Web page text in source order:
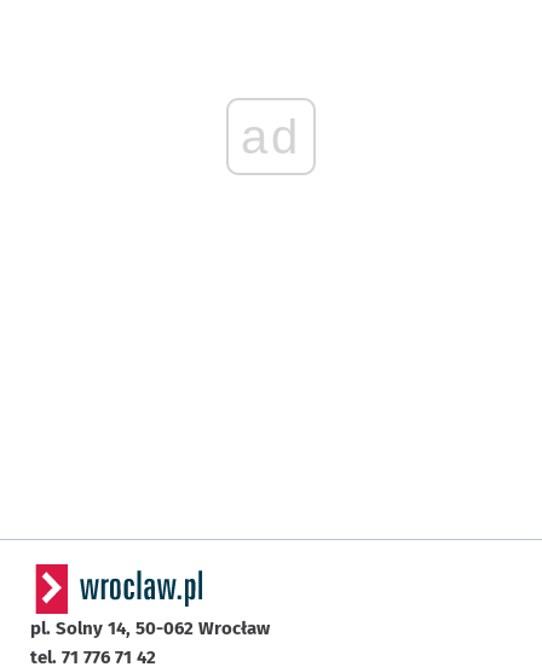
ad
pl. Solny 14, 50-062 Wrocław
tel. 71 776 71 42